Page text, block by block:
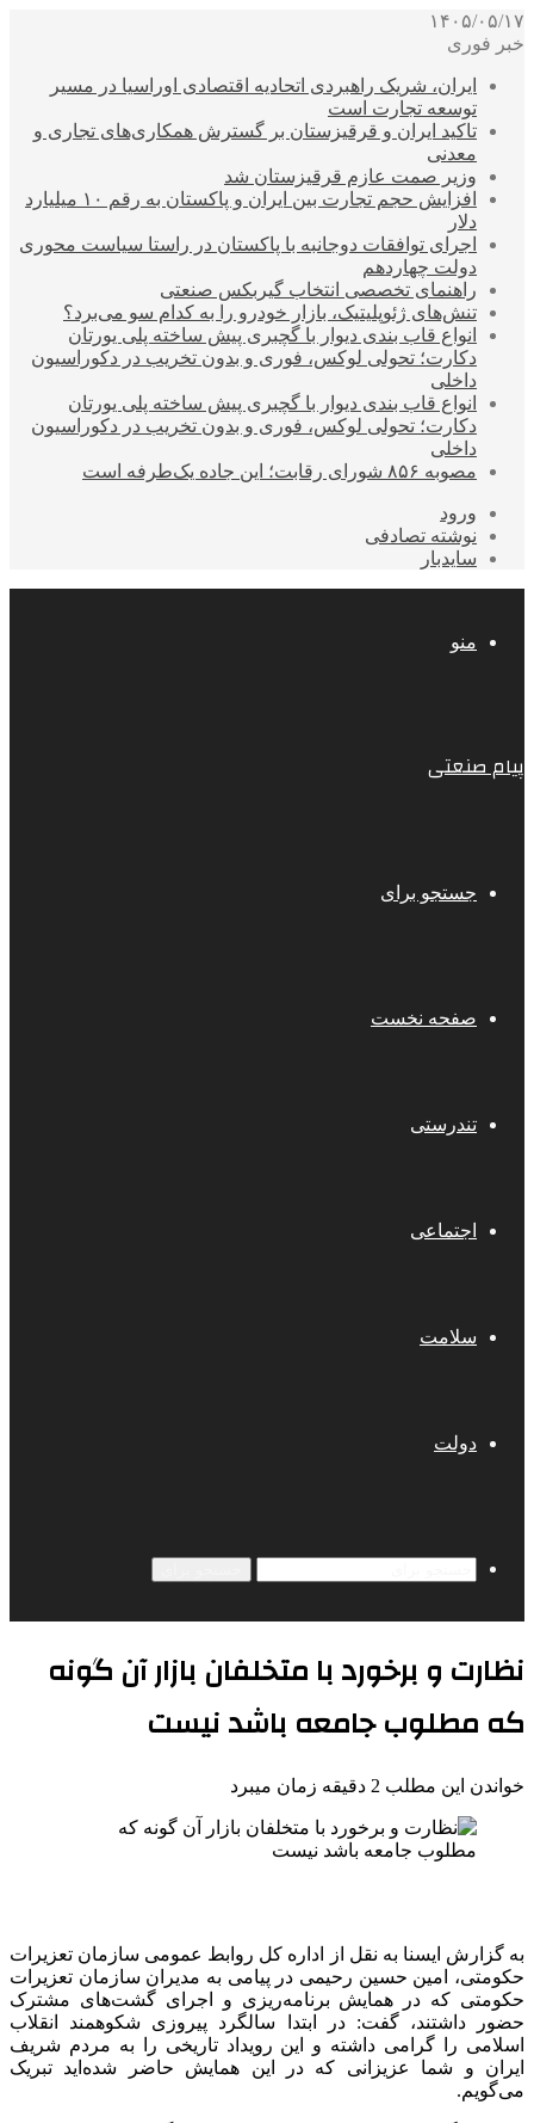
۱۴۰۵/۰۵/۱۷
خبر فوری
ایران، شریک راهبردی اتحادیه اقتصادی اوراسیا در مسیر
توسعه تجارت است
تاکید ایران و قرقیزستان بر گسترش همکاری‌های تجاری و
معدنی
وزیر صمت عازم قرقیزستان شد
افزایش حجم تجارت بین ایران و پاکستان به رقم ۱۰ میلیارد
دلار
اجرای توافقات دوجانبه با پاکستان در راستا سیاست محوری
دولت چهاردهم
راهنمای تخصصی انتخاب گیربکس صنعتی
تنش‌های ژئوپلیتیک، بازار خودرو را به کدام سو می‌برد؟
انواع قاب بندی دیوار با گچبری پیش ساخته پلی یورتان
دکارت؛ تحولی لوکس، فوری و بدون تخریب در دکوراسیون
داخلی
انواع قاب بندی دیوار با گچبری پیش ساخته پلی یورتان
دکارت؛ تحولی لوکس، فوری و بدون تخریب در دکوراسیون
داخلی
مصوبه ۸۵۶ شورای رقابت؛ این جاده یک‌طرفه است
ورود
نوشته تصادفی
سایدبار
منو
پیام صنعتی
جستجو برای
صفحه نخست
تندرستی
اجتماعی
سلامت
دولت
نظارت و برخورد با متخلفان بازار آن گونه
که مطلوب جامعه باشد نیست
خواندن این مطلب 2 دقیقه زمان میبرد
به گزارش ایسنا به نقل از اداره کل روابط عمومی سازمان تعزیرات
حکومتی، ‌امین حسین رحیمی در پیامی به مدیران سازمان تعزیرات
حکومتی که در همایش برنامه‌ریزی و اجرای گشت‌های مشترک
حضور داشتند، گفت: در ابتدا سالگرد پیروزی شکوهمند انقلاب
اسلامی را گرامی داشته و این رویداد تاریخی را به مردم شریف
ایران و شما عزیزانی که در این همایش حاضر شده‌اید تبریک
می‌گویم.